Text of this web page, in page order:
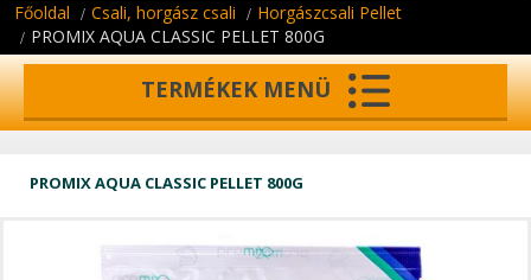
Főoldal Csali, horgász csali
Horgászcsali Pellet
PROMIX AQUA CLASSIC PELLET 800G
TERMÉKEK MENÜ
PROMIX AQUA CLASSIC PELLET 800G